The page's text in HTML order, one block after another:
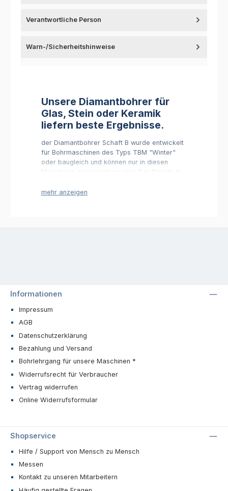
Verantwortliche Person
Warn-/Sicherheitshinweise
Unsere Diamantbohrer für
Glas, Stein oder Keramik
liefern beste Ergebnisse.
der Diamantbohrer Schaft B wurde entwickelt
für Bohrmaschinen des Typs TBM "Winter"
oder baugleich und können nur in diesen
Maschinen eingesetzt werden. Der Einsatz in
TBH mit Adapterset ist durch die Bauform
Diamanthohlbohrer für Glas
• in erstklassiger Industriequalität
• mit einer diamantdurchsetzten Bohrkrone
• zum Edelsteine bohren
Diamantbohrer für Glas in
individueller Wunschausführung.
unterschiedlichsten Körnungen, Durchmessern
und Anschlussmöglichkeiten bestellen. So
mit überdurchschnittlichen Längen (z. B. 100
mm) bei uns bestellen.
Informationen
Impressum
AGB
Datenschutzerklärung
Bezahlung und Versand
Bohrlehrgang für unsere Maschinen *
Widerrufsrecht für Verbraucher
Vertrag widerrufen
Online Widerrufsformular
Shopservice
Hilfe / Support von Mensch zu Mensch
Messen
Kontakt zu unseren Mitarbeitern